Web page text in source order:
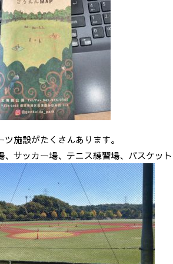
ツ施設がたくさんあります。
、サッカー場、テニス練習場、バスケッ